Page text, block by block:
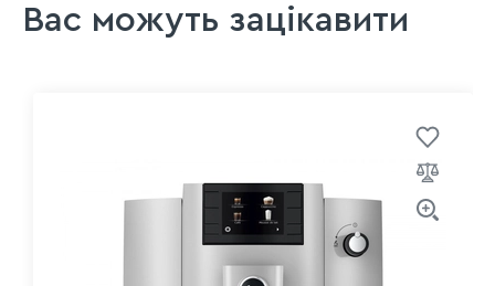
Вас можуть зацікавити